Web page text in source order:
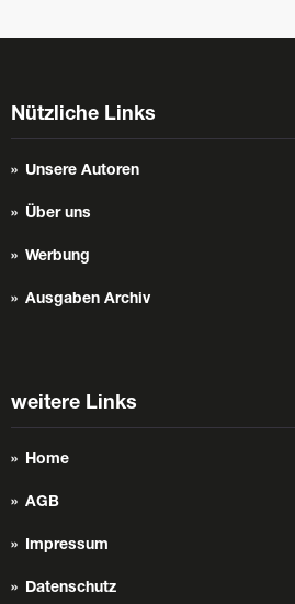
Nützliche Links
Unsere Autoren
Über uns
Werbung
Ausgaben Archiv
weitere Links
Home
AGB
Impressum
Datenschutz